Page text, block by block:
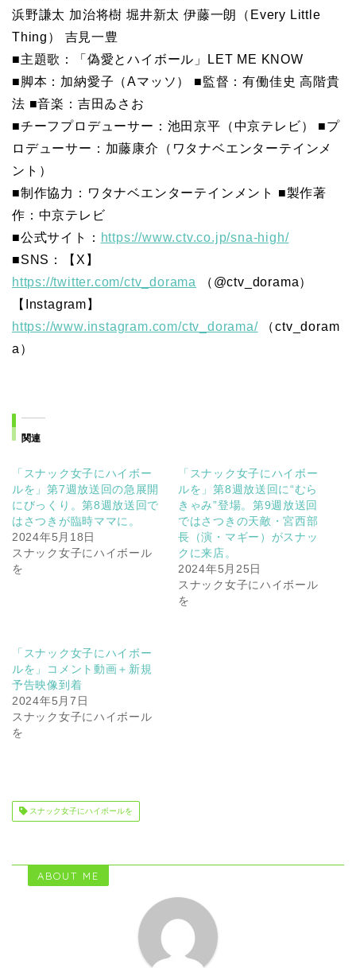
浜野謙太 加治将樹 堀井新太 伊藤一朗（Every Little
Thing） 吉見一豊
■主題歌：「偽愛とハイボール」LET ME KNOW
■脚本：加納愛子（Aマッソ） ■監督：有働佳史 高階貴
法 ■音楽：吉田ゐさお
■チーフプロデューサー：池田京平（中京テレビ） ■プ
ロデューサー：加藤康介（ワタナベエンターテインメ
ント）
■制作協力：ワタナベエンターテインメント ■製作著
作：中京テレビ
■公式サイト： https://www.ctv.co.jp/sna-high/
■SNS：【X】
https://twitter.com/ctv_dorama
（@ctv_dorama）
【Instagram】
https://www.instagram.com/ctv_dorama/（ctv_doram
a）
関連
「スナック女子にハイボー
ルを」第7週放送回の急展開
にびっくり。第8週放送回で
はさつきが臨時ママに。
2024年5月18日
スナック女子にハイボール
を
「スナック女子にハイボー
ルを」第8週放送回に“むら
きゃみ”登場。第9週放送回
ではさつきの天敵・宮西部
長（演・マギー）がスナッ
クに来店。
2024年5月25日
スナック女子にハイボール
を
「スナック女子にハイボー
ルを」コメント動画＋新規
予告映像到着
2024年5月7日
スナック女子にハイボール
を
スナック女子にハイボールを
ABOUT ME